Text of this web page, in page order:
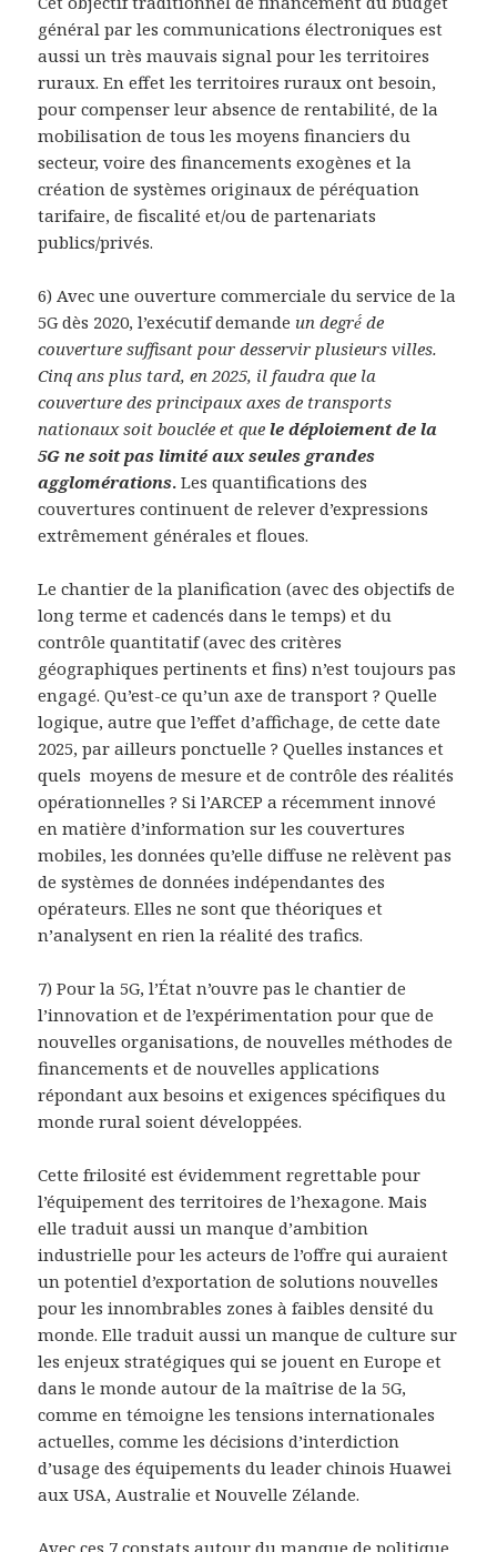
général par les communications électroniques est
aussi un très mauvais signal pour les territoires
ruraux. En effet les territoires ruraux ont besoin,
pour compenser leur absence de rentabilité, de la
mobilisation de tous les moyens financiers du
secteur, voire des financements exogènes et la
création de systèmes originaux de péréquation
tarifaire, de fiscalité et/ou de partenariats
publics/privés.
6) Avec une ouverture commerciale du service de la
5G dès 2020, l’exécutif demande un degré́ de
couverture suffisant pour desservir plusieurs villes.
Cinq ans plus tard, en 2025, il faudra que la
couverture des principaux axes de transports
nationaux soit bouclée et quele déploiement de la
5G ne soit pas limité aux seules grandes
agglomérations.Les quantifications des
couvertures continuent de relever d’expressions
extrêmement générales et floues.
Le chantier de la planification (avec des objectifs de
long terme et cadencés dans le temps) et du
contrôle quantitatif (avec des critères
géographiques pertinents et fins) n’est toujours pas
engagé. Qu’est-ce qu’un axe de transport ? Quelle
logique, autre que l’effet d’affichage, de cette date
2025, par ailleurs ponctuelle ? Quelles instances et
quels moyens de mesure et de contrôle des réalités
opérationnelles ? Si l’ARCEP a récemment innové
en matière d’information sur les couvertures
mobiles, les données qu’elle diffuse ne relèvent pas
de systèmes de données indépendantes des
opérateurs. Elles ne sont que théoriques et
n’analysent en rien la réalité des trafics.
7) Pour la 5G, l’État n’ouvre pas le chantier de
l’innovation et de l’expérimentation pour que de
nouvelles organisations, de nouvelles méthodes de
financements et de nouvelles applications
répondant aux besoins et exigences spécifiques du
monde rural soient développées.
Cette frilosité est évidemment regrettable pour
l’équipement des territoires de l’hexagone. Mais
elle traduit aussi un manque d’ambition
industrielle pour les acteurs de l’offre qui auraient
un potentiel d’exportation de solutions nouvelles
pour les innombrables zones à faibles densité du
monde. Elle traduit aussi un manque de culture sur
les enjeux stratégiques qui se jouent en Europe et
dans le monde autour de la maîtrise de la 5G,
comme en témoigne les tensions internationales
actuelles, comme les décisions d’interdiction
d’usage des équipements du leader chinois Huawei
aux USA, Australie et Nouvelle Zélande.